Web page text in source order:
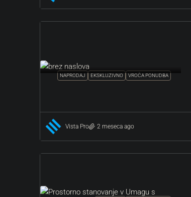
NAPRODAJ EKSKLUZIVNO VROČA PONUDBA
Vista Pro 2 meseca ago